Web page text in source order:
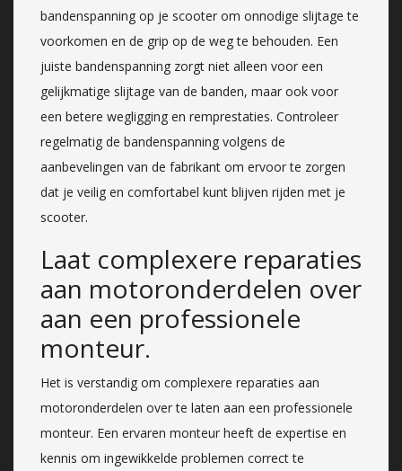
bandenspanning op je scooter om onnodige slijtage te
voorkomen en de grip op de weg te behouden. Een
juiste bandenspanning zorgt niet alleen voor een
gelijkmatige slijtage van de banden, maar ook voor
een betere wegligging en remprestaties. Controleer
regelmatig de bandenspanning volgens de
aanbevelingen van de fabrikant om ervoor te zorgen
dat je veilig en comfortabel kunt blijven rijden met je
scooter.
Laat complexere reparaties
aan motoronderdelen over
aan een professionele
monteur.
Het is verstandig om complexere reparaties aan
motoronderdelen over te laten aan een professionele
monteur. Een ervaren monteur heeft de expertise en
kennis om ingewikkelde problemen correct te